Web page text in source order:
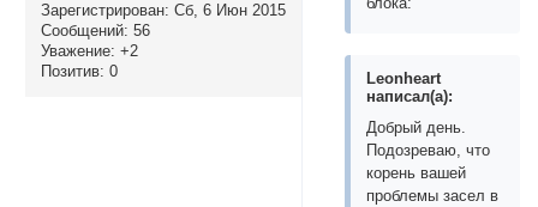
Зарегистрирован: Сб, 6 Июн 2015
Сообщений: 56
Уважение: +2
Позитив: 0
Leonheart
написал(а):
Добрый день.
Подозреваю, что
корень вашей
проблемы засел в